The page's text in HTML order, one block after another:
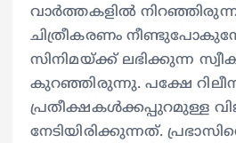
വാര്‍ത്തകളില്‍
ചിത്രീകരണം
സിനിമയ്‍ക്ക് ലഭിക്കുന്ന
കുറഞ്ഞിരുന്നു. പക്ഷേ
പ്രതീക്ഷകള്‍ക്കപ്പുറമുള്ള
നേടിയിരിക്കുന്നത്.